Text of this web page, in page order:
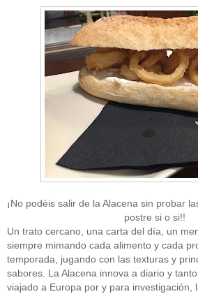
¡No podéis salir de la Alacena sin probar
postre si o si!!
Un trato cercano, una carta del día, un
siempre mimando cada alimento y cada
temporada, jugando con las texturas y
sabores. La Alacena innova a diario y
viajado a Europa por y para investigación,